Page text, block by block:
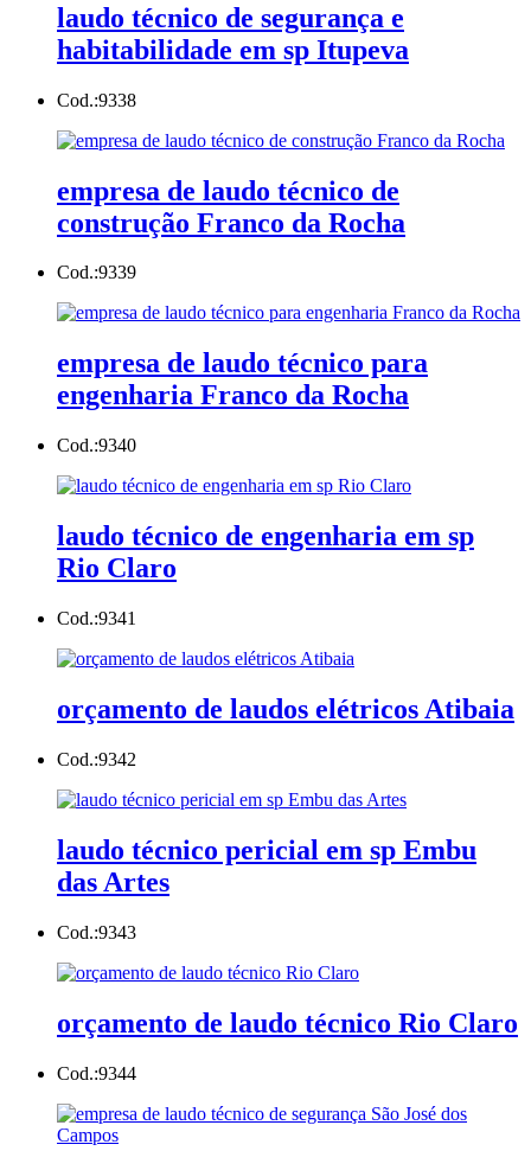
laudo técnico de segurança e
habitabilidade em sp Itupeva
Cod.:9338
empresa de laudo técnico de
construção Franco da Rocha
Cod.:9339
empresa de laudo técnico para
engenharia Franco da Rocha
Cod.:9340
laudo técnico de engenharia em sp
Rio Claro
Cod.:9341
orçamento de laudos elétricos Atibaia
Cod.:9342
laudo técnico pericial em sp Embu
das Artes
Cod.:9343
orçamento de laudo técnico Rio Claro
Cod.:9344